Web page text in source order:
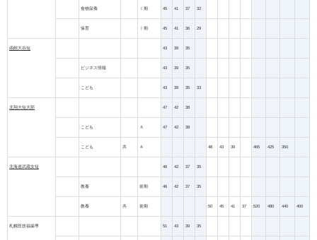
食物栄養 Ⅰ期 45 41 37 32
保育 Ⅰ期 45 41 36 29
函館大谷短 43 39 35
ビジネス情報 43 39 35
こども 43 39 35 33
北翔大短大部 47 42 38
こども Ａ 47 42 38
こども 共 Ａ 48 43 39 465 425 350
北海道武蔵女短 46 42 37 35
教養 前期 46 42 37 35
教養 共 前期 50 45 41 37 520 480 440 400
札幌医技福歯専 51 43 39 35